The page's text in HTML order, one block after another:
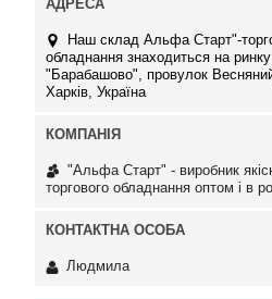
Наш склад Альфа Старт"-
обладнання знаходиться на ринку
"Барабашово", провулок
Харків, Україна
"Альфа Старт" - виробник
торгового обладнання оптом і в
Людмила